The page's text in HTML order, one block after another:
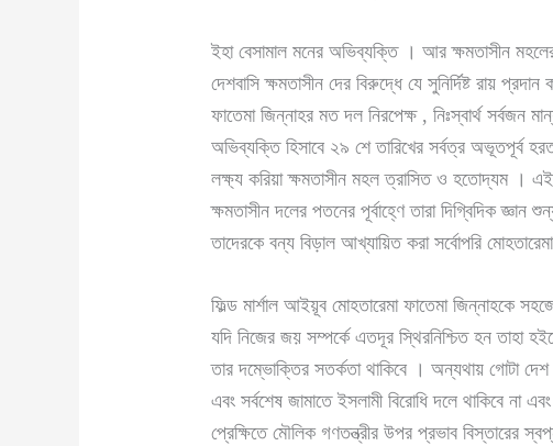
ইহা বেসামাল মনের অভিব্যক্তি । আর ক্ষমতাসীন
দেশবাসি ক্ষমতাসীন দের বিরুদ্ধে যে সুনির্দিষ্ট রায়
ফাতেমা জিন্নাহর মত দল নিরপেক্ষ , নিঃস্বার্থ সর্বজন
অভিব্যক্তি হিসাবে ২৯ শে তারিখের সর্বত্র অভূতপূর্ব
লক্ষ্য করিয়া ক্ষমতাসীন মহল ত্রাসিত ও হতোদ্যম । এই
ক্ষমতাসীন দলের পতনের পূর্বাহ্ণে তারা দিগ্বিদিক
তাদেরকে বন্য বিড়াল আখ্যায়িত করা সর্বোপরি
ফিল্ড মার্শাল আইয়ূব মোহতারেমা ফাতেমা জিন্নাহকে
যদি নিজের জয় সম্পর্কে এতদূর স্থিরনিশ্চিত হন তাহা
তার দম্ভোক্তির সতর্কতা থাকিবে । অন্যথায় গোটা
এবং সর্বশেষ জামাতে ইসলামী বিরোধি দলে থাকিবে না
প্রেক্ষিতে মৌলিক গণতন্ত্রীর উপর প্রভাব বিস্তারের